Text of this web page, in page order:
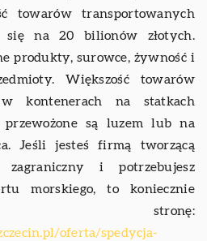
towarów transportowanych
się na 20 bilionów złotych.
produkty, surowce, żywność i
Większość towarów
kontenerach na statkach
są luzem lub na
Jeśli jesteś firmą tworzącą
i potrzebujesz
morskiego, to koniecznie
stronę:
oferta/spedycja-